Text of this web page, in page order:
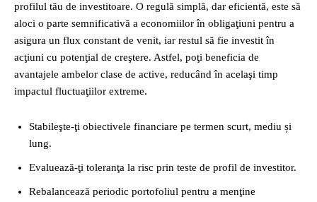
profilul tău de investitoare. O regulă simplă, dar eficientă, este să
aloci o parte semnificativă a economiilor în obligaţiuni pentru a
asigura un flux constant de venit, iar restul să fie investit în
acţiuni cu potenţial de creştere. Astfel, poţi beneficia de
avantajele ambelor clase de active, reducând în acelaşi timp
impactul fluctuaţiilor extreme.
Stabileşte-ţi obiectivele financiare pe termen scurt, mediu și
lung.
Evaluează-ţi toleranţa la risc prin teste de profil de investitor.
Rebalancează periodic portofoliul pentru a menţine